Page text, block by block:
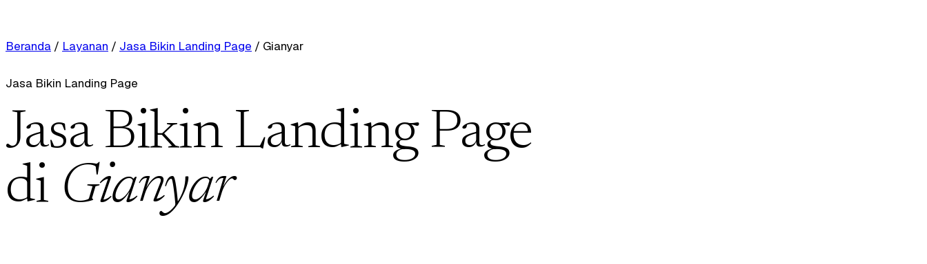
Beranda / Layanan / Jasa Bikin Landing Page / Gianyar
Jasa Bikin Landing Page
Jasa Bikin Landing Page
di Gianyar